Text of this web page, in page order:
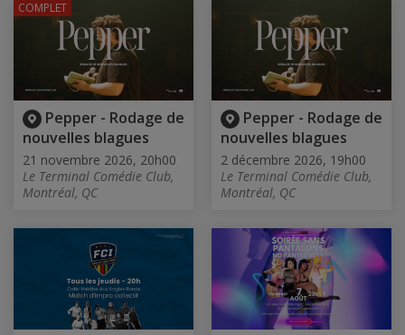
Pepper - Rodage de
nouvelles blagues
21 novembre 2026, 20h00
Le Terminal Comédie Club,
Montréal, QC
COMPLET
Pepper - Rodage de
nouvelles blagues
2 décembre 2026, 19h00
Le Terminal Comédie Club,
Montréal, QC